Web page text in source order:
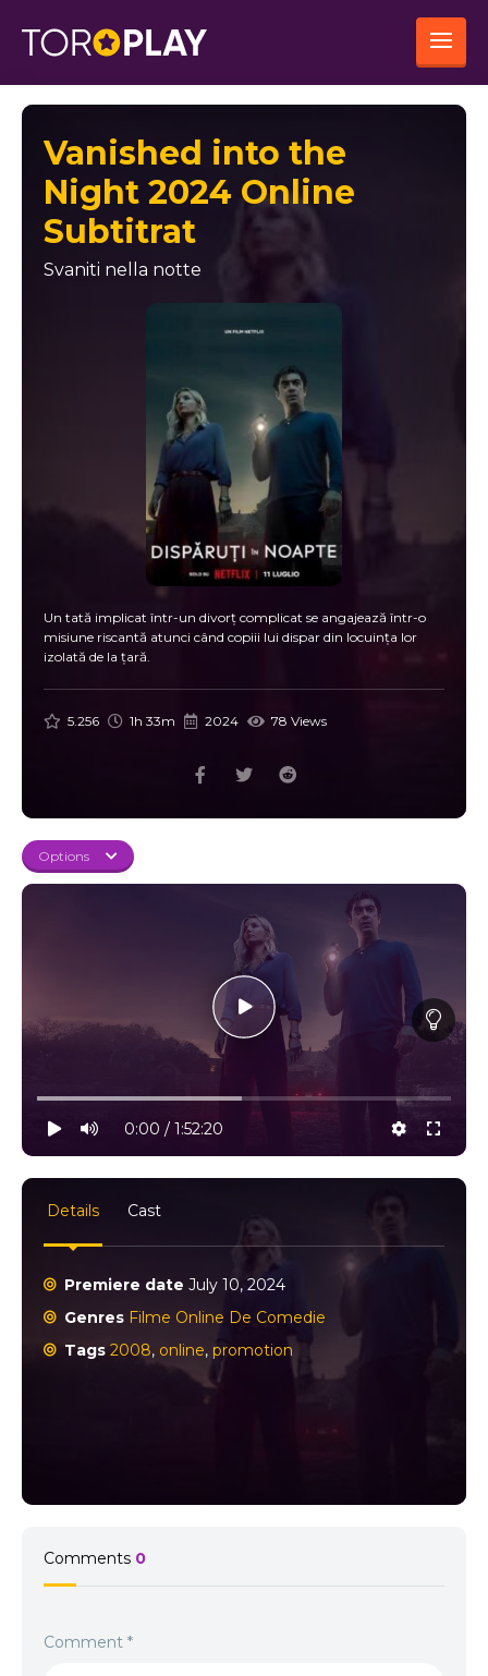
Vanished into the
Night 2024 Online
Subtitrat
Svaniti nella notte
Un tată implicat într-un divorț complicat se angajează într-o
misiune riscantă atunci când copiii lui dispar din locuința lor
izolată de la țară.
5.256 1h 33m 2024 78 Views
Options
10% progress
play
volume
0:00 / 1:52:20 settings
Details Cast
Premiere date July 10, 2024
Genres Filme Online De Comedie
Tags 2008, online,promotion
Comments 0
Comment *